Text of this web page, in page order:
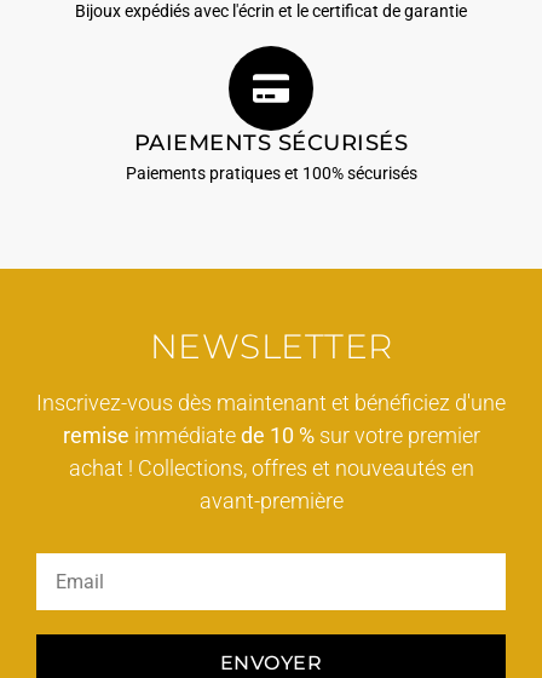
Bijoux expédiés avec l'écrin et le certificat de garantie
PAIEMENTS SÉCURISÉS
Paiements pratiques et 100% sécurisés
NEWSLETTER
Inscrivez-vous dès maintenant et bénéficiez d'une
remise immédiatede 10 %sur votre premier
achat ! Collections, offres et nouveautés en
avant-première
ENVOYER